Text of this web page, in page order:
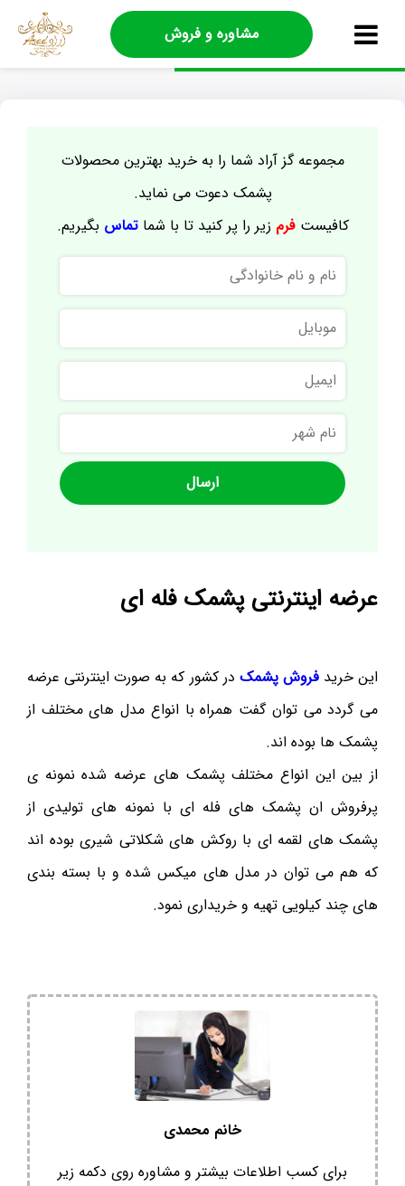
مشاوره و فروش
مجموعه گز آراد شما را به خرید بهترین محصولات
پشمک دعوت می نماید.
کافیستفرم زیر را پر کنید تا با شماتماس بگیریم.
نام
و
نام
خانوادگی
موبایل
ایمیل
نام
شهر
عرضه اینترنتی پشمک فله ای
این خریدفروش پشمک در کشور که به صورت اینترنتی عرضه
می گردد می توان گفت همراه با انواع مدل های مختلف از
پشمک ها بوده اند.
از بین این انواع مختلف پشمک های عرضه شده نمونه ی
پرفروش ان پشمک های فله ای با نمونه های تولیدی از
پشمک های لقمه ای با روکش های شکلاتی شیری بوده اند
که هم می توان در مدل های میکس شده و با بسته بندی
های چند کیلویی تهیه و خریداری نمود.
خانم محمدی
برای کسب اطلاعات بیشتر و مشاوره روی دکمه زیر